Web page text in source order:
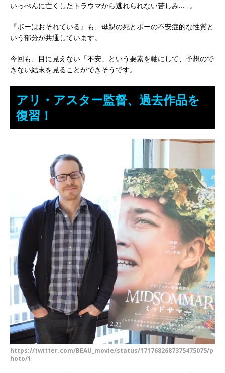
いっぺんに亡くしたトラウマから逃れられない苦しみ……。
『ボーはおそれている』も、母親の死とボーの不安症的な性質と
いう部分が共通しています。
今回も、目に見えない「不安」という要素を軸にして、予想ので
きない結末を見ることができそうです。
アリ・アスター監督、過去作品を
復習！
https://twitter.com/BEAU_movie/status/1717682687375475075/p
hoto/1